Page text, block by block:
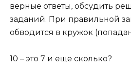
верные ответы, обсудить
заданий. При правильной
обводится в кружок
10 – это 7 и еще сколько?